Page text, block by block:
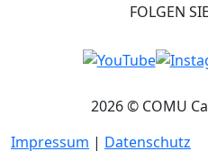
FOLGEN
2026 © COMU
Impressum | Datenschutz